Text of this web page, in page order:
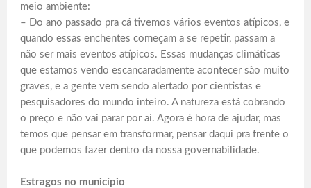
meio ambiente:
– Do ano passado pra cá tivemos vários eventos atípicos, e
quando essas enchentes começam a se repetir, passam a
não ser mais eventos atípicos. Essas mudanças climáticas
que estamos vendo escancaradamente acontecer são muito
graves, e a gente vem sendo alertado por cientistas e
pesquisadores do mundo inteiro. A natureza está cobrando
o preço e não vai parar por aí. Agora é hora de ajudar, mas
temos que pensar em transformar, pensar daqui pra frente o
que podemos fazer dentro da nossa governabilidade.
Estragos no município